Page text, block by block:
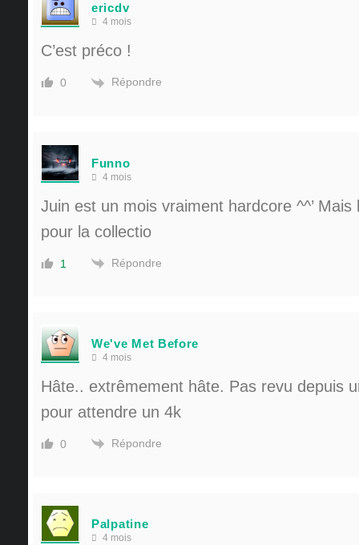
ericdv
4 mois
C’est préco !
0 Répondre
Funno
4 mois
Juin est un mois vraiment hardcore ^^’
pour la collectio
1 Répondre
We've Met Before
4 mois
Hâte.. extrêmement hâte. Pas revu depuis
pour attendre un 4k
0 Répondre
Palpatine
4 mois